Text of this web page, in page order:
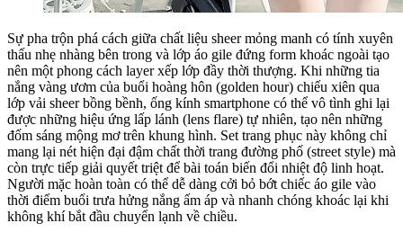
Sự pha trộn phá cách giữa chất liệu sheer mỏng manh có tính xuyên
thấu nhẹ nhàng bên trong và lớp áo gile đứng form khoác ngoài tạo
nên một phong cách layer xếp lớp đầy thời thượng. Khi những tia
nắng vàng ươm của buổi hoàng hôn (golden hour) chiếu xiên qua
lớp vải sheer bồng bềnh, ống kính smartphone có thể vô tình ghi lại
được những hiệu ứng lấp lánh (lens flare) tự nhiên, tạo nên những
đốm sáng mộng mơ trên khung hình. Set trang phục này không chỉ
mang lại nét hiện đại đậm chất thời trang đường phố (street style) mà
còn trực tiếp giải quyết triệt để bài toán biến đổi nhiệt độ linh hoạt.
Người mặc hoàn toàn có thể dễ dàng cởi bỏ bớt chiếc áo gile vào
thời điểm buổi trưa hửng nắng ấm áp và nhanh chóng khoác lại khi
không khí bắt đầu chuyển lạnh về chiều.